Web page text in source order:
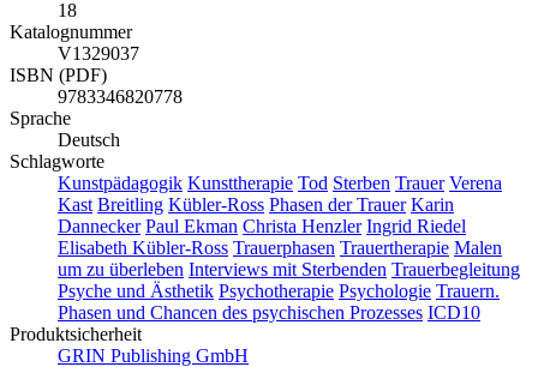
18
Katalognummer
V1329037
ISBN (PDF)
9783346820778
Sprache
Deutsch
Schlagworte
Kunstpädagogik Kunsttherapie Tod Sterben Trauer Verena
Kast Breitling Kübler-Ross Phasen der Trauer Karin
Dannecker Paul Ekman Christa Henzler Ingrid Riedel
Elisabeth Kübler-Ross Trauerphasen Trauertherapie Malen
um zu überleben Interviews mit Sterbenden Trauerbegleitung
Psyche und Ästhetik Psychotherapie Psychologie Trauern.
Phasen und Chancen des psychischen Prozesses ICD10
Produktsicherheit
GRIN Publishing GmbH